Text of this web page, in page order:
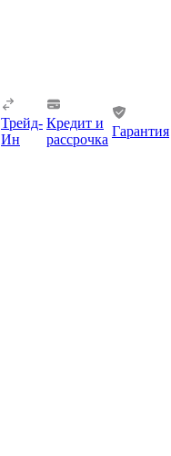
Трейд-
Ин
Кредит и
рассрочка
Гарантия